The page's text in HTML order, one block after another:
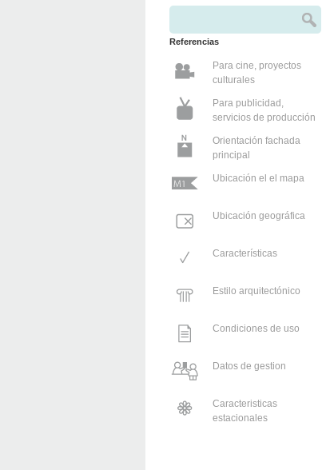
Formulario de búsqueda
Referencias
Para cine, proyectos
culturales
Para publicidad,
servicios de producción
Orientación fachada
principal
Ubicación el el mapa
Ubicación geográfica
Características
Estilo arquitectónico
Condiciones de uso
Datos de gestion
Caracteristicas
estacionales